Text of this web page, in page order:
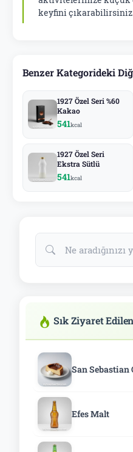
keyfini
Benzer Kategorideki
1927 Özel Seri %60
Kakao
541kcal
1927 Özel Seri
Ekstra Sütlü
541kcal
Sık Ziyaret
San Sebastian
Efes Malt